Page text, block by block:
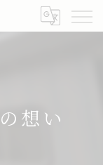
想い